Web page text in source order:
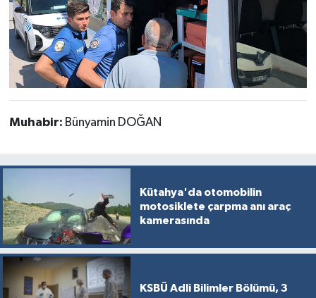
Muhabir: Bünyamin DOĞAN
Kütahya'da otomobilin
motosiklete çarpma anı araç
kamerasında
KSBÜ Adli Bilimler Bölümü, 3